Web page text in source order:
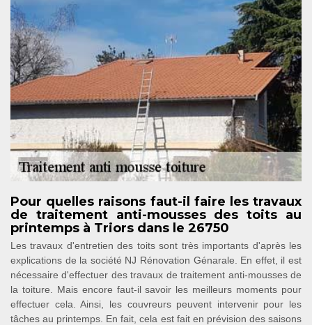
Pour quelles raisons faut-il faire les travaux
de traitement anti-mousses des toits au
printemps à Triors dans le 26750
Les travaux d'entretien des toits sont très importants d'après les
explications de la société NJ Rénovation Génarale. En effet, il est
nécessaire d'effectuer des travaux de traitement anti-mousses de
la toiture. Mais encore faut-il savoir les meilleurs moments pour
effectuer cela. Ainsi, les couvreurs peuvent intervenir pour les
tâches au printemps. En fait, cela est fait en prévision des saisons